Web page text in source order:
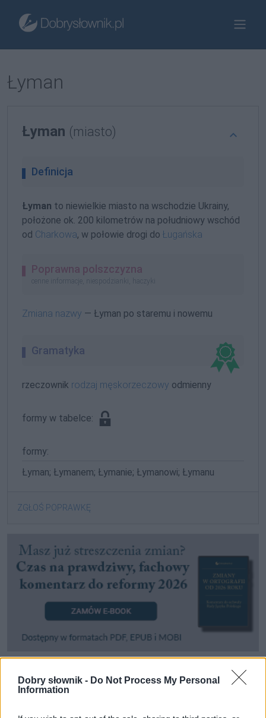
Dobry słownik - Do Not Process My Personal
Information
Łyman
Łyman (miasto)
Definicja
Łyman to niewielkie miasto na wschodzie Ukrainy,
położone ok. 200 kilometrów na południowy wschód
od Charkowa, w połowie drogi do Ługańska
Poprawna polszczyzna
cenne informacje, niespodzianki, haczyki
Zmiana nazwy — Łyman po staremu i nowemu
Gramatyka
rzeczownik rodzaj męskorzeczowy odmienny
formy w tabelce:
formy:
Łyman; Łymanem; Łymanie; Łymanowi; Łymanu
ZGŁOŚ POPRAWKĘ
Pozostały wątpliwości? Brakuje czegoś w haśle?